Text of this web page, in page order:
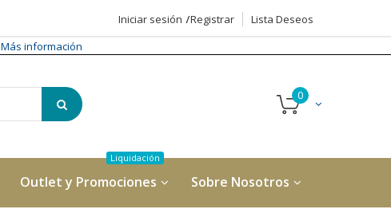
Iniciar sesión Registrar
Lista Deseos
Más información
Outlet y Promociones Sobre Nosotros